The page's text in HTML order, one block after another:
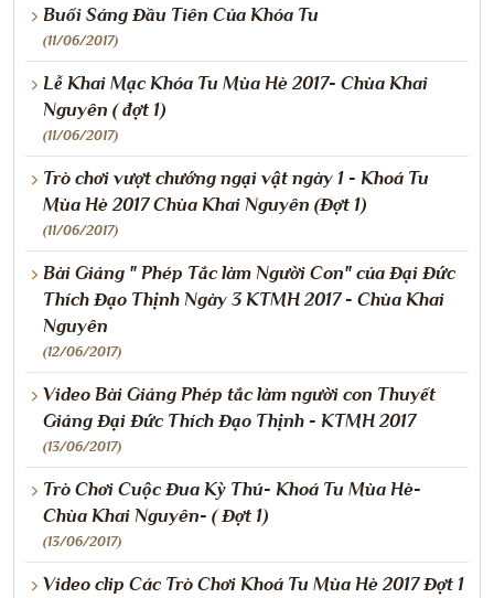
Buổi Sáng Đầu Tiên Của Khóa Tu
(11/06/2017)
Lễ Khai Mạc Khóa Tu Mùa Hè 2017- Chùa Khai
Nguyên ( đợt 1)
(11/06/2017)
Trò chơi vượt chướng ngại vật ngày 1 - Khoá Tu
Mùa Hè 2017 Chùa Khai Nguyên (Đợt 1)
(11/06/2017)
Bài Giảng " Phép Tắc làm Người Con" của Đại Đức
Thích Đạo Thịnh Ngày 3 KTMH 2017 - Chùa Khai
Nguyên
(12/06/2017)
Video Bài Giảng Phép tắc làm người con Thuyết
Giảng Đại Đức Thích Đạo Thịnh - KTMH 2017
(13/06/2017)
​​​​Trò Chơi Cuộc Đua Kỳ Thú- Khoá Tu Mùa Hè-
Chùa Khai Nguyên- ( Đợt 1)
(13/06/2017)
Video clip Các Trò Chơi Khoá Tu Mùa Hè 2017 Đợt 1